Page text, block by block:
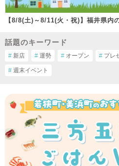
【8/8(土)～8/11(火・祝)】福井県内
話題のキーワード
# 新店 # 運勢 # オープン # プレ
# 週末イベント